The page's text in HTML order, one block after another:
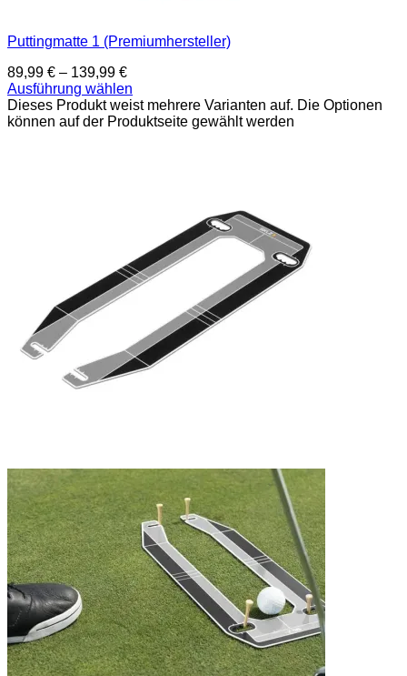
Puttingmatte 1 (Premiumhersteller)
89,99 € – 139,99 €
Ausführung wählen
Dieses Produkt weist mehrere Varianten auf. Die Optionen
können auf der Produktseite gewählt werden